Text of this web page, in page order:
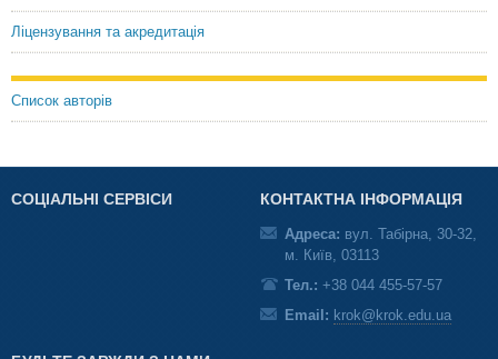
Ліцензування та акредитація
Список авторів
СОЦІАЛЬНІ СЕРВІСИ КОНТАКТНА ІНФОРМАЦІЯ
Адреса: вул. Табірна, 30-32,
м. Київ, 03113
Тел.: +38 044 455-57-57
Email: krok@krok.edu.ua